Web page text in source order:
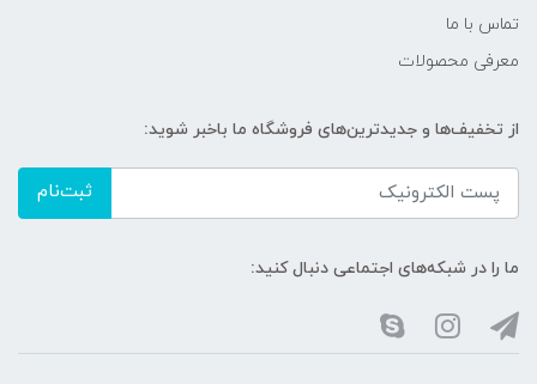
تماس با ما
معرفی محصولات
از تخفیف‌ها و جدیدترین‌های فروشگاه ما باخبر شوید:
ثبت‌نام
ما را در شبکه‌های اجتماعی دنبال کنید: